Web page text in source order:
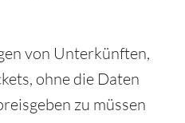
von Unterkünften,
ohne die Daten
zu müssen